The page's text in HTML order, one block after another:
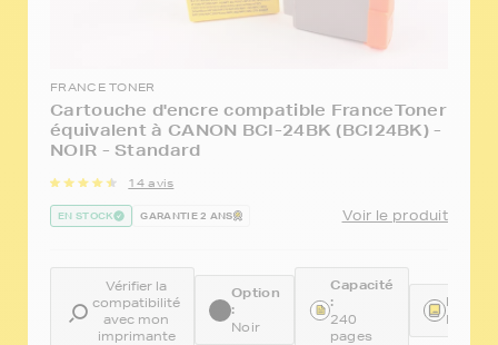
FRANCE TONER
Cartouche d'encre compatible FranceToner
équivalent à CANON BCI-24BK (BCI24BK) -
NOIR - Standard
14 avis
EN STOCK GARANTIE 2 ANS Voir le produit
Vérifier la
compatibilité
avec mon
imprimante
Option
:
Noir
Capacité
:
240
pages